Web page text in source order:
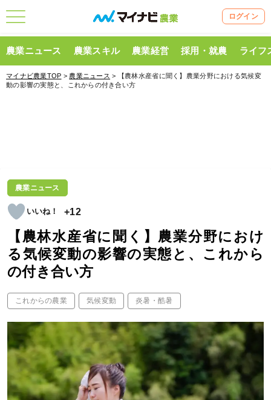
ログイン
農業ニュース 農業スキル 農業経営 採用・就農 ライフ
マイナビ農業TOP > 農業ニュース > 【農林水産省に聞く】農業分野における気候変
動の影響の実態と、これからの付き合い方
農業ニュース
+12
【農林水産省に聞く】農業分野におけ
る気候変動の影響の実態と、これから
の付き合い方
これからの農業 気候変動 炎暑・酷暑